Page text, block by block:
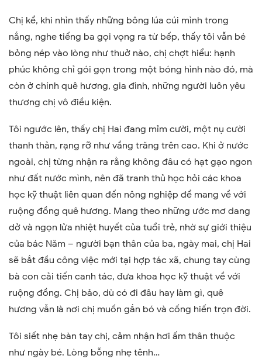
Chị kể, khi nhìn thấy những bông lúa cúi mình trong
nắng, nghe tiếng ba gọi vọng ra từ bếp, thấy tôi vẫn bé
bỏng nép vào lòng như thuở nào, chị chợt hiểu: hạnh
phúc không chỉ gói gọn trong một bóng hình nào đó, mà
còn ở chính quê hương, gia đình, những người luôn yêu
thương chị vô điều kiện.
Tôi ngước lên, thấy chị Hai đang mỉm cười, một nụ cười
thanh thản, rạng rỡ như vầng trăng trên cao. Khi ở nước
ngoài, chị từng nhận ra rằng không đâu có hạt gạo ngon
như đất nước mình, nên đã tranh thủ học hỏi các khoa
học kỹ thuật liên quan đến nông nghiệp để mang về với
ruộng đồng quê hương. Mang theo những ước mơ dang
dở và ngọn lửa nhiệt huyết của tuổi trẻ, nhờ sự giới thiệu
của bác Năm – người bạn thân của ba, ngày mai, chị Hai
sẽ bắt đầu công việc mới tại hợp tác xã, chung tay cùng
bà con cải tiến canh tác, đưa khoa học kỹ thuật về với
ruộng đồng. Chị bảo, dù có đi đâu hay làm gì, quê
hương vẫn là nơi chị muốn gắn bó và cống hiến trọn đời.
Tôi siết nhẹ bàn tay chị, cảm nhận hơi ấm thân thuộc
như ngày bé. Lòng bỗng nhẹ tênh…